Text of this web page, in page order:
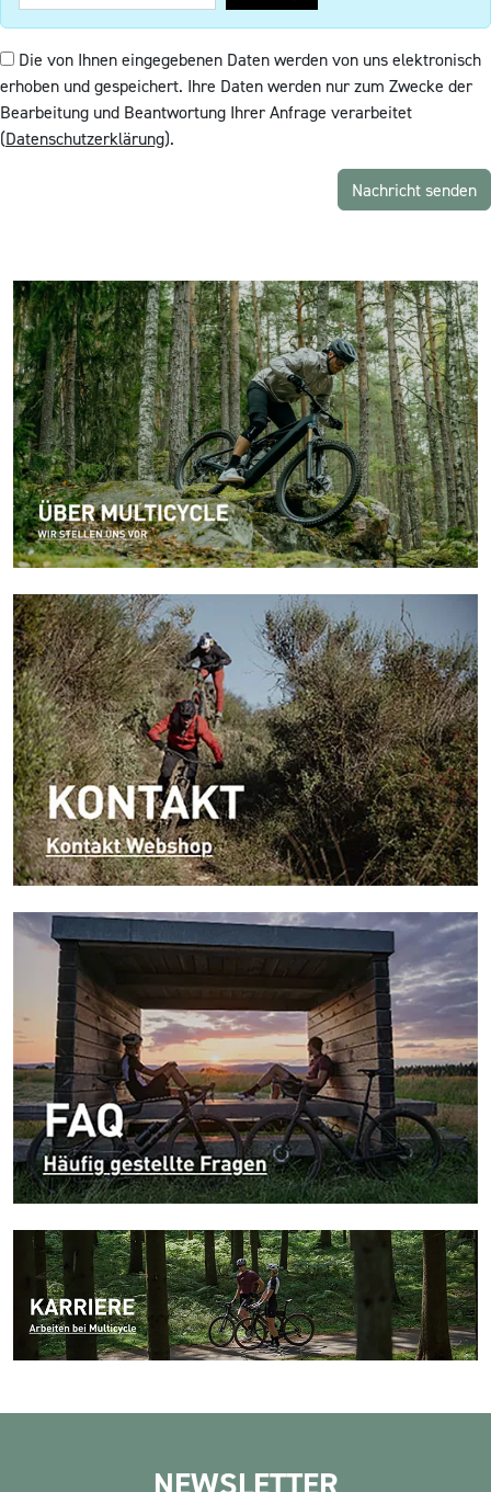
Die von Ihnen eingegebenen Daten werden von uns elektronisch
erhoben und gespeichert. Ihre Daten werden nur zum Zwecke der
Bearbeitung und Beantwortung Ihrer Anfrage verarbeitet
(Datenschutzerklärung).
Nachricht senden